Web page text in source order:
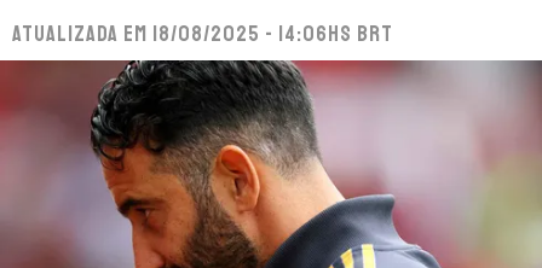
Atualizada em 18/08/2025 - 14:06hs BRT